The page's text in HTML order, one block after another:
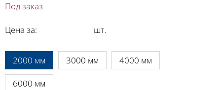
Под заказ
Цена за: шт.
2000 мм 3000 мм 4000 мм
6000 мм